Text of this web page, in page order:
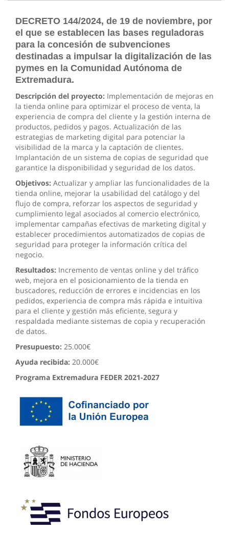
DECRETO 144/2024, de 19 de noviembre, por
el que se establecen las bases reguladoras
para la concesión de subvenciones
destinadas a impulsar la digitalización de las
pymes en la Comunidad Autónoma de
Extremadura.
Descripción del proyecto: Implementación de mejoras en
la tienda online para optimizar el proceso de venta, la
experiencia de compra del cliente y la gestión interna de
productos, pedidos y pagos. Actualización de las
estrategias de marketing digital para potenciar la
visibilidad de la marca y la captación de clientes.
Implantación de un sistema de copias de seguridad que
garantice la disponibilidad y seguridad de los datos.
Objetivos: Actualizar y ampliar las funcionalidades de la
tienda online, mejorar la usabilidad del catálogo y del
flujo de compra, reforzar los aspectos de seguridad y
cumplimiento legal asociados al comercio electrónico,
implementar campañas efectivas de marketing digital y
establecer procedimientos automatizados de copias de
seguridad para proteger la información crítica del
negocio.
Resultados: Incremento de ventas online y del tráfico
web, mejora en el posicionamiento de la tienda en
buscadores, reducción de errores e incidencias en los
pedidos, experiencia de compra más rápida e intuitiva
para el cliente y gestión más eficiente, segura y
respaldada mediante sistemas de copia y recuperación
de datos.
Presupuesto: 25.000€
Ayuda recibida: 20.000€
Programa Extremadura FEDER 2021-2027